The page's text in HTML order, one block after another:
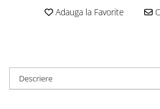
Tricouri snowboard
Tricouri cadou 20 ani
Adauga la Favorite
Descriere